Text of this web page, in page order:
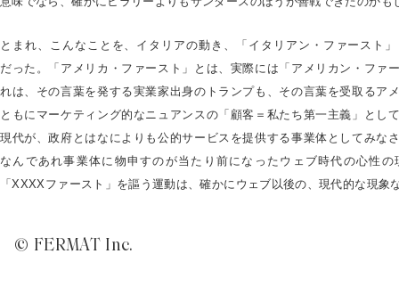
とまれ、こんなことを、イタリアの動き、「イタリアン・ファースト
だった。「アメリカ・ファースト」とは、実際には「アメリカン・ファ
れは、その言葉を発する実業家出身のトランプも、その言葉を受取るア
ともにマーケティング的なニュアンスの「顧客＝私たち第一主義」とし
現代が、政府とはなによりも公的サービスを提供する事業体としてみな
なんであれ事業体に物申すのが当たり前になったウェブ時代の心性
「XXXXファースト」を謳う運動は、確かにウェブ以後の、現代的な現象
© FERMAT Inc.